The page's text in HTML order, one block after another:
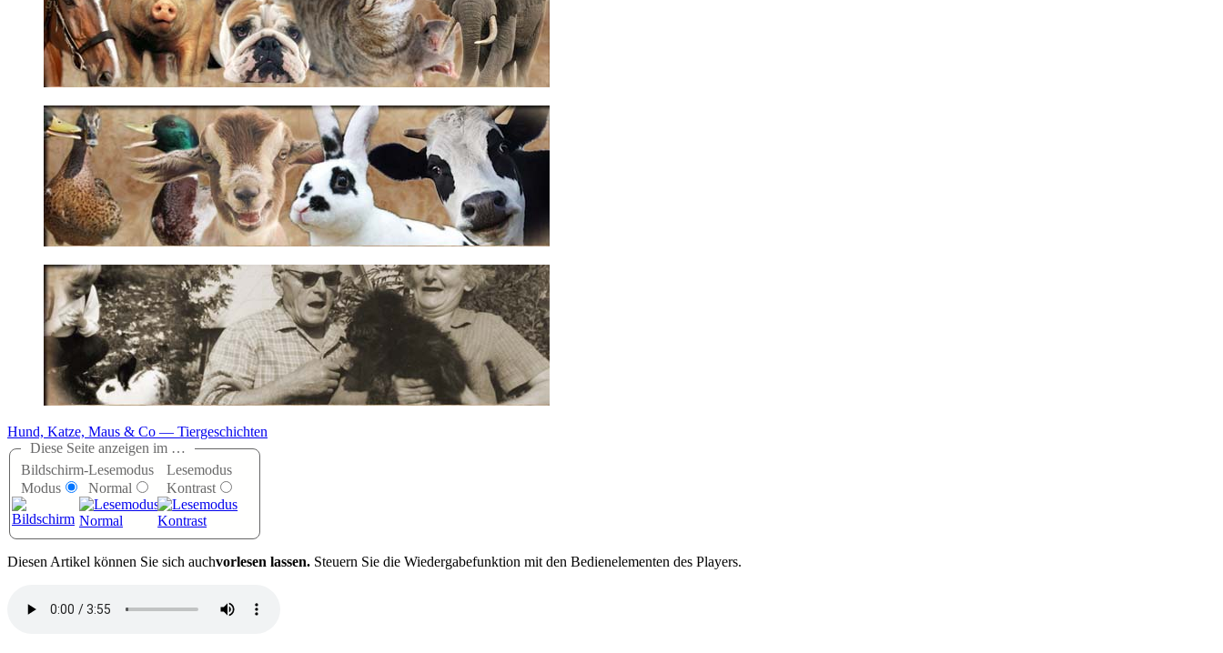
Hund, Katze, Maus & Co — Tiergeschichten
Diese Seite anzeigen im …
Bildschirm-
Modus
Lesemodus
Normal
Lesemodus
Kontrast
Diesen Artikel können Sie sich auchvorlesen lassen. Steuern Sie die Wiedergabefunktion mit den Bedienelementen des Players.